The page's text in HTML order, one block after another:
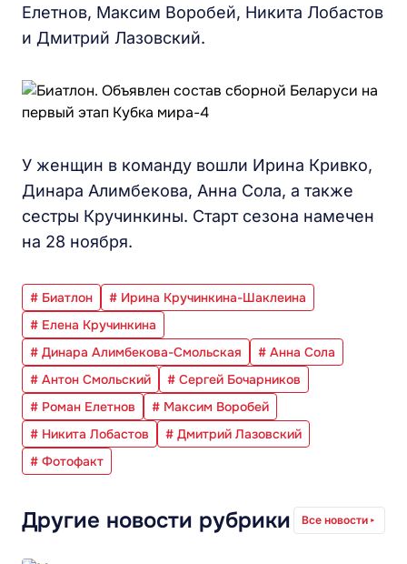
Елетнов, Максим Воробей, Никита Лобастов
и Дмитрий Лазовский.
У женщин в команду вошли Ирина Кривко,
Динара Алимбекова, Анна Сола, а также
сестры Кручинкины. Старт сезона намечен
на 28 ноября.
# Биатлон
# Ирина Кручинкина-Шаклеина
# Елена Кручинкина
# Динара Алимбекова-Смольская
# Анна Сола
# Антон Смольский
# Сергей Бочарников
# Роман Елетнов
# Максим Воробей
# Никита Лобастов
# Дмитрий Лазовский
# Фотофакт
Другие новости рубрики Все новости